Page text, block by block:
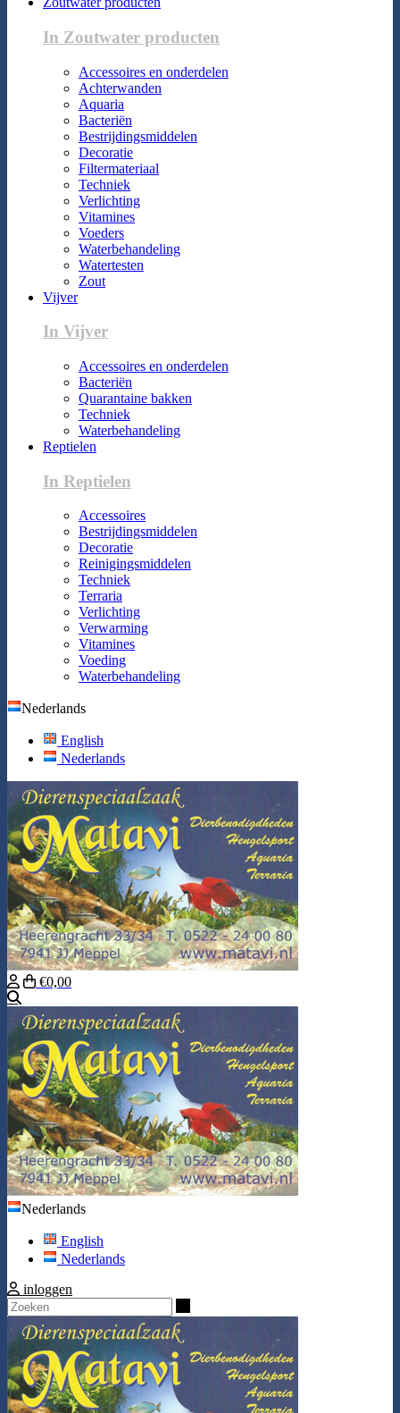
In Zoutwater producten
Accessoires en onderdelen
Achterwanden
Aquaria
Bacteriën
Bestrijdingsmiddelen
Decoratie
Filtermateriaal
Techniek
Verlichting
Vitamines
Voeders
Waterbehandeling
Watertesten
Zout
Vijver
In Vijver
Accessoires en onderdelen
Bacteriën
Quarantaine bakken
Techniek
Waterbehandeling
Reptielen
In Reptielen
Accessoires
Bestrijdingsmiddelen
Decoratie
Reinigingsmiddelen
Techniek
Terraria
Verlichting
Verwarming
Vitamines
Voeding
Waterbehandeling
Nederlands
English
Nederlands
€0,00
Nederlands
English
Nederlands
inloggen